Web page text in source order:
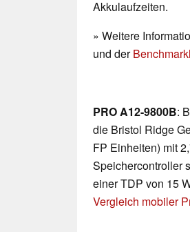
Akkulaufzeiten.
» Weitere
und der
PRO A12-9800B:
die Bristol Ridge
FP Einheiten) mit
Speichercontroller
einer TDP von 15
Vergleich mobiler